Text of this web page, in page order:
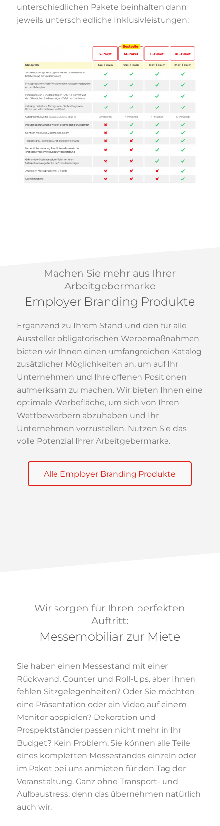
unterschiedlichen Pakete beinhalten dann
jeweils unterschiedliche Inklusivleistungen:
Machen Sie mehr aus Ihrer
Arbeitgebermarke
Employer Branding Produkte
Ergänzend zu Ihrem Stand und den für alle
Aussteller obligatorischen Werbemaßnahmen
bieten wir Ihnen einen umfangreichen Katalog
zusätzlicher Möglichkeiten an, um auf Ihr
Unternehmen und Ihre offenen Positionen
aufmerksam zu machen. Wir bieten Ihnen eine
optimale Werbefläche, um sich von Ihren
Wettbewerbern abzuheben und Ihr
Unternehmen vorzustellen. Nutzen Sie das
volle Potenzial Ihrer Arbeitgebermarke.
Alle Employer Branding Produkte
Wir sorgen für Ihren perfekten
Auftritt:
Messemobiliar zur Miete
Sie haben einen Messestand mit einer
Rückwand, Counter und Roll-Ups, aber Ihnen
fehlen Sitzgelegenheiten? Oder Sie möchten
eine Präsentation oder ein Video auf einem
Monitor abspielen? Dekoration und
Prospektständer passen nicht mehr in Ihr
Budget? Kein Problem. Sie können alle Teile
eines kompletten Messestandes einzeln oder
im Paket bei uns anmieten für den Tag der
Veranstaltung. Ganz ohne Transport- und
Aufbaustress, denn das übernehmen natürlich
auch wir.